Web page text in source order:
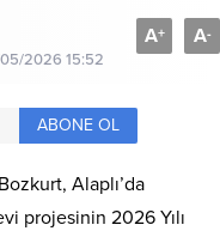
2026 15:52
A+ A-
ABONE OL
Alaplı’da
projesinin 2026 Yılı